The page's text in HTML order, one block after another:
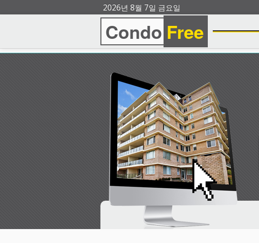
2026년 8월 7일 금요일
Condo Free